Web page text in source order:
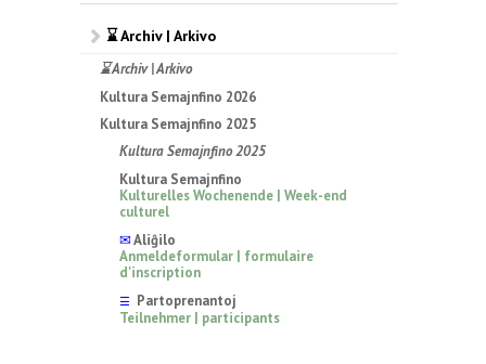
⌛ Archiv | Arkivo
⌛ Archiv | Arkivo
Kultura Semajnfino 2026
Kultura Semajnfino 2025
Kultura Semajnfino 2025
Kultura Semajnfino
Kulturelles Wochenende | Week-end
culturel
✉Aliĝilo
Anmeldeformular | formulaire
d'inscription
☰ Partoprenantoj
Teilnehmer | participants